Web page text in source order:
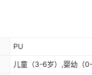
PU
儿童（3-6岁）,婴幼（